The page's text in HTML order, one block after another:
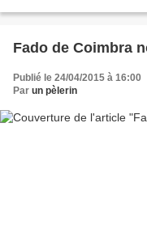
Fado de Coimbra
Publié le 24/04/2015 à 16:00
Par un pèlerin